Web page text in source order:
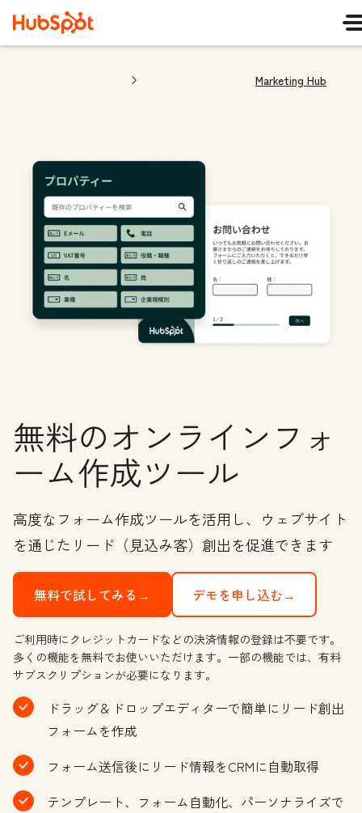
Marketing Hub
無料のオンラインフォ
ーム作成ツール
高度なフォーム作成ツールを活用し、ウェブサイト
を通じたリード（見込み客）創出を促進できます
無料で試してみる→ デモを申し込む→
ご利用時にクレジットカードなどの決済情報の登録は不要です。
多くの機能を無料でお使いいただけます。一部の機能では、有料
サブスクリプションが必要になります。
ドラッグ＆ドロップエディターで簡単にリード創出
フォームを作成
フォーム送信後にリード情報をCRMに自動取得
テンプレート、フォーム自動化、パーソナライズで